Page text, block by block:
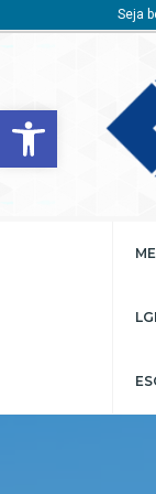
Barra de Ferramentas Aberta
Seja